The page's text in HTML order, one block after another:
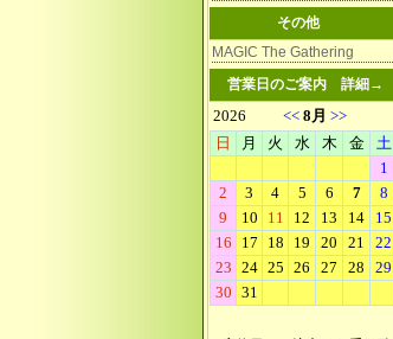
その他
MAGIC The Gathering
営業日のご案内 詳細→